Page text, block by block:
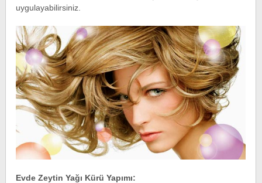
uygulayabilirsiniz.
Evde Zeytin Yağı Kürü Yapımı: